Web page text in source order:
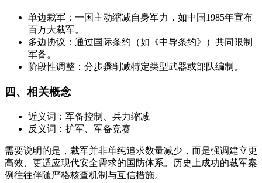
单边裁军：一国主动缩减自身军力，如中国1985年宣布
百万大裁军。
多边协议：通过国际条约（如《中导条约》）共同限制
军备。
阶段性调整：分步骤削减特定类型武器或部队编制。
四、相关概念
近义词：军备控制、兵力缩减
反义词：扩军、军备竞赛
需要说明的是，裁军并非单纯追求数量减少，而是强调建立更
高效、更适应现代安全需求的国防体系。历史上成功的裁军案
例往往伴随严格核查机制与互信措施。